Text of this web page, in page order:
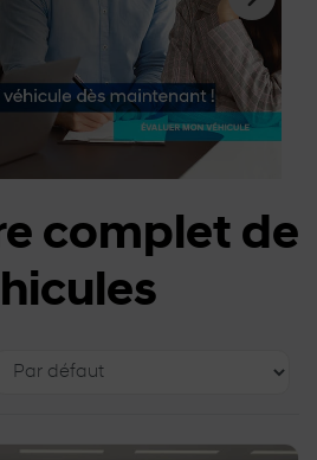
complet de